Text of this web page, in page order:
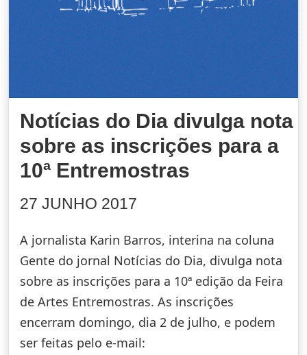
Notícias do Dia divulga nota
sobre as inscrições para a
10ª Entremostras
27 JUNHO 2017
A jornalista Karin Barros, interina na coluna
Gente do jornal Notícias do Dia, divulga nota
sobre as inscrições para a 10ª edição da Feira
de Artes Entremostras. As inscrições
encerram domingo, dia 2 de julho, e podem
ser feitas pelo e-mail: